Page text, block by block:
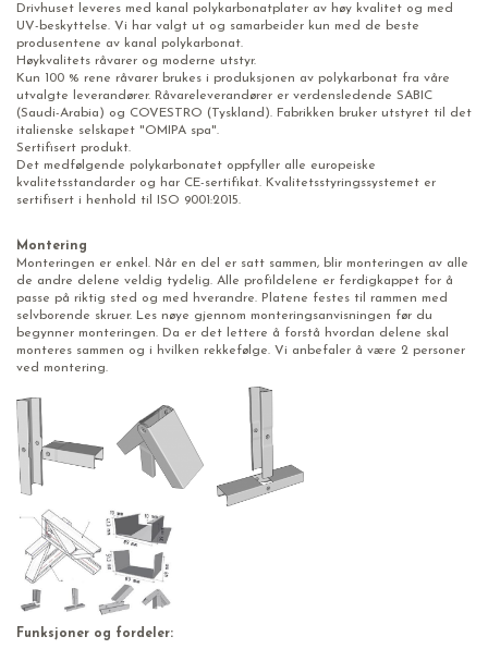
Drivhuset leveres med kanal polykarbonatplater av høy kvalitet og med
UV-beskyttelse. Vi har valgt ut og samarbeider kun med de beste
produsentene av kanal polykarbonat.
Høykvalitets råvarer og moderne utstyr.
Kun 100 % rene råvarer brukes i produksjonen av polykarbonat fra våre
utvalgte leverandører. Råvareleverandører er verdensledende SABIC
(Saudi-Arabia) og COVESTRO (Tyskland). Fabrikken bruker utstyret til det
italienske selskapet "OMIPA spa".
Sertifisert produkt.
Det medfølgende polykarbonatet oppfyller alle europeiske
kvalitetsstandarder og har CE-sertifikat. Kvalitetsstyringssystemet er
sertifisert i henhold til ISO 9001:2015.
Montering
Monteringen er enkel. Når en del er satt sammen, blir monteringen av alle
de andre delene veldig tydelig. Alle profildelene er ferdigkappet for å
passe på riktig sted og med hverandre. Platene festes til rammen med
selvborende skruer. Les nøye gjennom monteringsanvisningen før du
begynner monteringen. Da er det lettere å forstå hvordan delene skal
monteres sammen og i hvilken rekkefølge. Vi anbefaler å være 2 personer
ved montering.
Funksjoner og fordeler: